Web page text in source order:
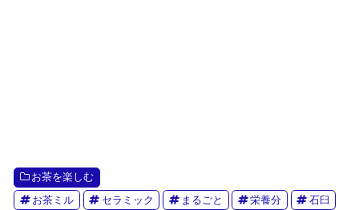
お茶を楽しむ
お茶ミル
セラミック まるごと 栄養分
石臼